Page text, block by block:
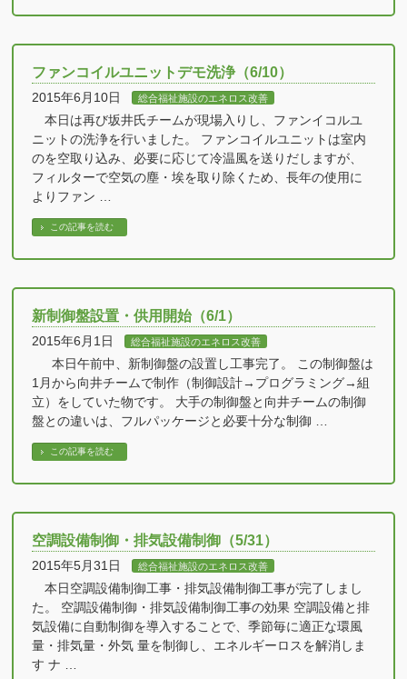
ファンコイルユニットデモ洗浄（6/10）
2015年6月10日 総合福祉施設のエネロス改善
本日は再び坂井氏チームが現場入りし、ファンイコルユ
ニットの洗浄を行いました。 ファンコイルユニットは室内
のを空取り込み、必要に応じて冷温風を送りだしますが、
フィルターで空気の塵・埃を取り除くため、長年の使用に
よりファン …
この記事を読む
新制御盤設置・供用開始（6/1）
2015年6月1日 総合福祉施設のエネロス改善
本日午前中、新制御盤の設置し工事完了。 この制御盤は
1月から向井チームで制作（制御設計→プログラミング→組
立）をしていた物です。 大手の制御盤と向井チームの制御
盤との違いは、フルパッケージと必要十分な制御 …
この記事を読む
空調設備制御・排気設備制御（5/31）
2015年5月31日 総合福祉施設のエネロス改善
本日空調設備制御工事・排気設備制御工事が完了しまし
た。 空調設備制御・排気設備制御工事の効果 空調設備と排
気設備に自動制御を導入することで、季節毎に適正な環風
量・排気量・外気 量を制御し、エネルギーロスを解消しま
す ナ …